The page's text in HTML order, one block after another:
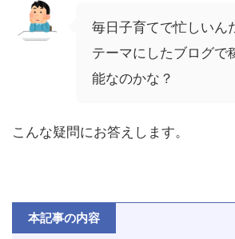
毎日子育てで忙しいん
テーマにしたブログで
能なのかな？
こんな疑問にお答えします。
本記事の内容